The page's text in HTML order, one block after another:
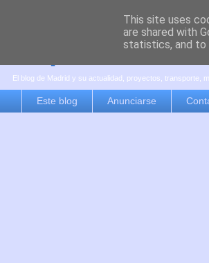
es por madrid
El blog de Madrid y su actualidad, proyectos, transporte,
Este blog Anunciarse
This site uses
are shared with
statistics, and to